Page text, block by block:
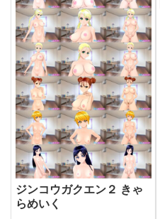
ジンコウガクエン２ きゃ
らめいく